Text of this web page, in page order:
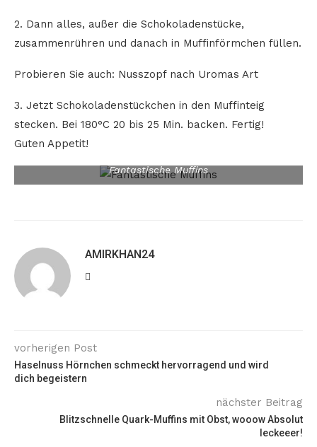
2. Dann alles, außer die Schokoladenstücke,
zusammenrühren und danach in Muffinförmchen füllen.
Probieren Sie auch: Nusszopf nach Uromas Art
3. Jetzt Schokoladenstückchen in den Muffinteig
stecken. Bei 180°C 20 bis 25 Min. backen. Fertig!
Guten Appetit!
Fantastische Muffins
AMIRKHAN24
vorherigen Post
Haselnuss Hörnchen schmeckt hervorragend und wird
dich begeistern
nächster Beitrag
Blitzschnelle Quark-Muffins mit Obst, wooow Absolut
leckeeer!